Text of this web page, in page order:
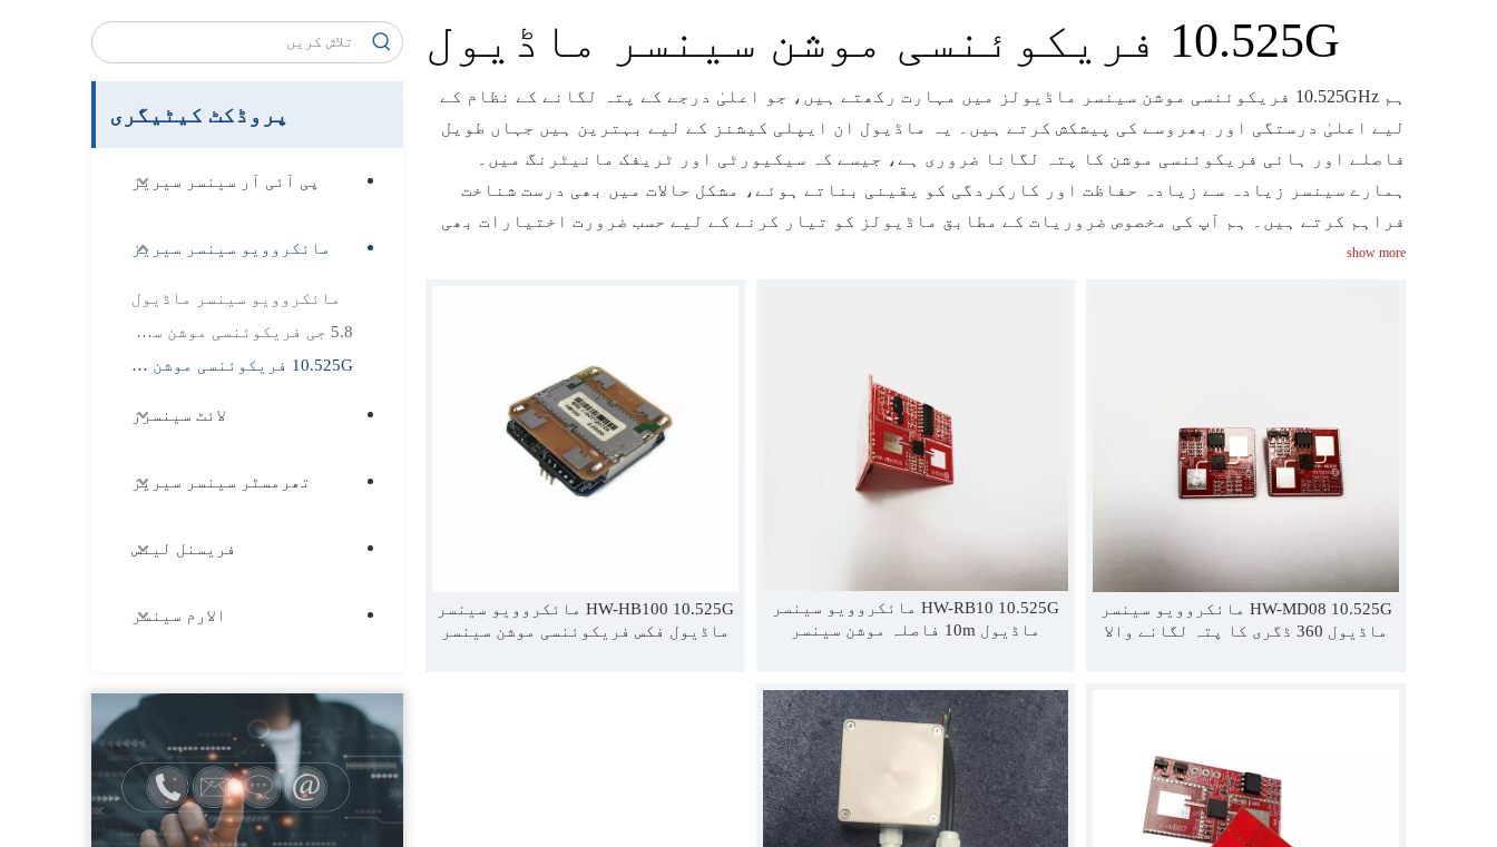
پروڈکٹ کیٹیگری
پی آئی آر سینسر سیریز
مائکروویو سینسر سیریز
مائکروویو سینسر ماڈیول
5.8 جی فریکوئنسی موشن سینسر ماڈیول
10.525G فریکوئنسی موشن سینسر ماڈیول
لائٹ سینسرز
تھرمسٹر سینسر سیریز
فریسنل لینس
الارم سینسر
10.525G فریکوئنسی موشن سینسر ماڈیول
ہم 10.525GHz فریکوئنسی موشن سینسر ماڈیولز میں مہارت رکھتے ہیں، جو اعلیٰ درجے کے پتہ لگانے کے نظام کے
لیے اعلیٰ درستگی اور بھروسے کی پیشکش کرتے ہیں۔ یہ ماڈیول ان ایپلی کیشنز کے لیے بہترین ہیں جہاں طویل
فاصلے اور ہائی فریکوئنسی موشن کا پتہ لگانا ضروری ہے، جیسے کہ سیکیورٹی اور ٹریفک مانیٹرنگ میں۔
ہمارے سینسر زیادہ سے زیادہ حفاظت اور کارکردگی کو یقینی بناتے ہوئے، مشکل حالات میں بھی درست شناخت
فراہم کرتے ہیں۔ ہم آپ کی مخصوص ضروریات کے مطابق ماڈیولز کو تیار کرنے کے لیے حسب ضرورت اختیارات بھی
show more
HW-MD08 10.525G مائکروویو سینسر
ماڈیول 360 ڈگری کا پتہ لگانے والا
HW-RB10 10.525G مائکروویو سینسر
ماڈیول 10m فاصلہ موشن سینسر
HW-HB100 10.525G مائکروویو سینسر
ماڈیول فکس فریکوئنسی موشن سینسر